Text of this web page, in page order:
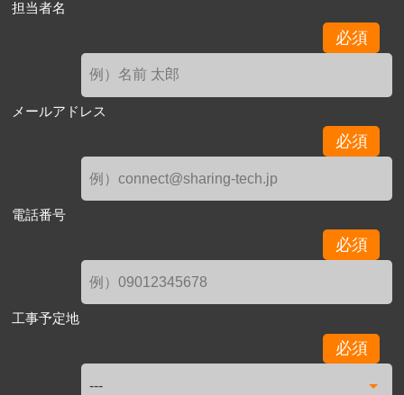
担当者名
必須
メールアドレス
必須
電話番号
必須
工事予定地
必須